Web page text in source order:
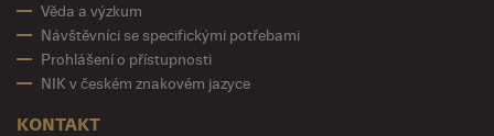
Věda a výzkum
Návštěvníci se specifickými potřebami
Prohlášení o přístupnosti
NIK v českém znakovém jazyce
KONTAKT